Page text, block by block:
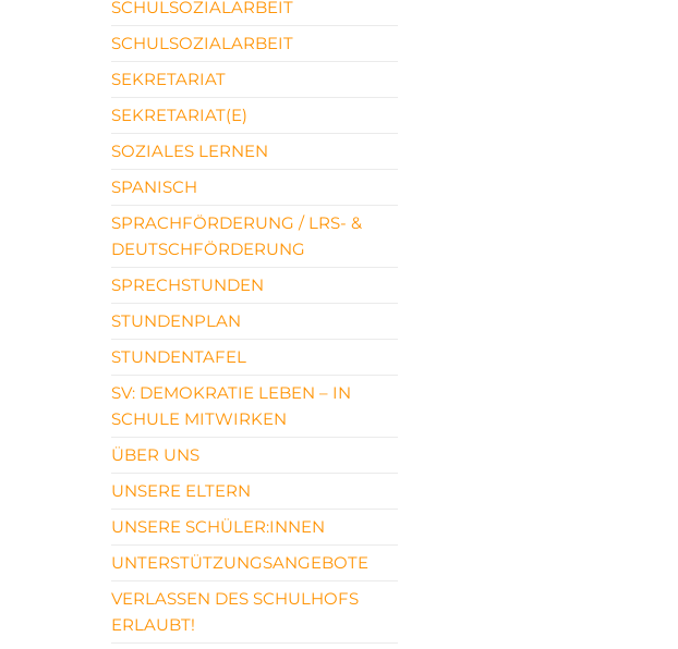
SCHULSOZIALARBEIT
SCHULSOZIALARBEIT
SEKRETARIAT
SEKRETARIAT(E)
SOZIALES LERNEN
SPANISCH
SPRACHFÖRDERUNG / LRS- &
DEUTSCHFÖRDERUNG
SPRECHSTUNDEN
STUNDENPLAN
STUNDENTAFEL
SV: DEMOKRATIE LEBEN – IN
SCHULE MITWIRKEN
ÜBER UNS
UNSERE ELTERN
UNSERE SCHÜLER:INNEN
UNTERSTÜTZUNGSANGEBOTE
VERLASSEN DES SCHULHOFS
ERLAUBT!